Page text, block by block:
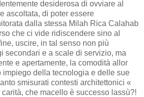
desiderosa di ovviare al
ascoltata, di poter essere
dalla stessa Milah Rica Calahab
che ci vide ridiscendere sino al
uscire, in tal senso non più
secondari e a scale di servizio, ma
e apertamente, la comodità allor
impiego della tecnologia e delle sue
smisurati contesti architettonici «
che macello è successo lassù?!